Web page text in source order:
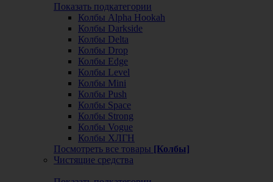
Показать подкатегории
Колбы Alpha Hookah
Колбы Darkside
Колбы Delta
Колбы Drop
Колбы Edge
Колбы Level
Колбы Mini
Колбы Push
Колбы Space
Колбы Strong
Колбы Vogue
Колбы ХЛГН
Посмотреть все товары [Колбы]
Чистящие средства